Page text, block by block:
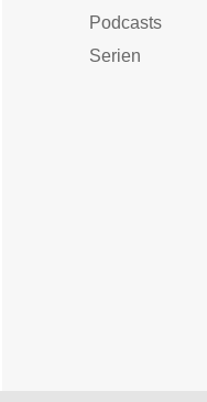
Podcasts
Serien